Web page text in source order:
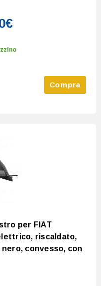
Compra
per FIAT
riscaldato,
convesso, con